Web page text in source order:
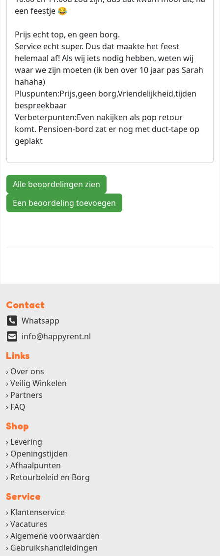
een feestje 😂
Prijs echt top, en geen borg.
Service echt super. Dus dat maakte het feest
helemaal af! Als wij iets nodig hebben, weten wij
waar we zijn moeten (ik ben over 10 jaar pas Sarah
hahaha)
Pluspunten:Prijs,geen borg,Vriendelijkheid,tijden
bespreekbaar
Verbeterpunten:Even nakijken als pop retour
komt. Pensioen-bord zat er nog met duct-tape op
geplakt
Alle beoordelingen zien
Een beoordeling toevoegen
Contact
Whatsapp
info@happyrent.nl
Links
Over ons
Veilig Winkelen
Partners
FAQ
Shop
Levering
Openingstijden
Afhaalpunten
Retourbeleid en Borg
Service
Klantenservice
Vacatures
Algemene voorwaarden
Gebruikshandleidingen